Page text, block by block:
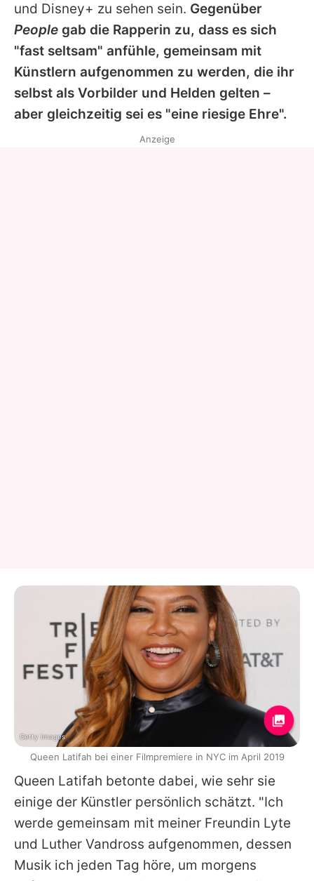
und Disney+ zu sehen sein. Gegenüber
People gab die Rapperin zu, dass es sich
"fast seltsam" anfühle, gemeinsam mit
Künstlern aufgenommen zu werden, die ihr
selbst als Vorbilder und Helden gelten –
aber gleichzeitig sei es "eine riesige Ehre".
Queen Latifah betonte dabei, wie sehr sie
einige der Künstler persönlich schätzt. "Ich
werde gemeinsam mit meiner Freundin Lyte
und Luther Vandross aufgenommen, dessen
Musik ich jeden Tag höre, um morgens
Anzeige
Getty Images
Queen Latifah bei einer Filmpremiere in NYC im April 2019